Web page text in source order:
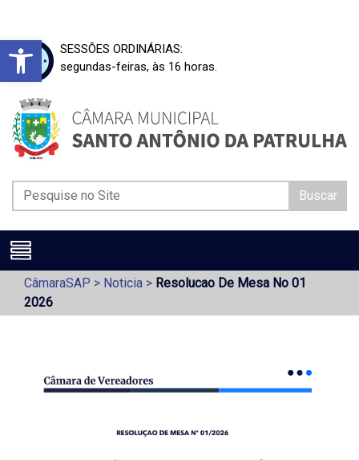
Barra de Ferramentas Aberta
SESSÕES ORDINÁRIAS:
segundas-feiras, às 16 horas.
Buscar
CâmaraSAP > Noticia > Resolucao De Mesa No 01
2026